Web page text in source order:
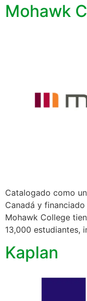
Mohawk
Catalogado como
Canadá y
Mohawk College
13,000 estudiantes,
Kaplan